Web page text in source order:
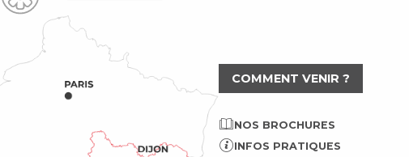
COMMENT VENIR ?
NOS BROCHURES
INFOS PRATIQUES